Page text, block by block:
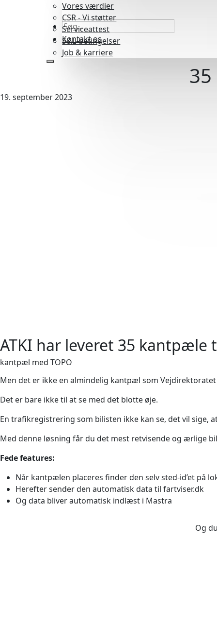
Vores værdier
CSR - Vi støtter
Serviceattest
S&L-betingelser
Job & karriere
Kontakt os
19. september 2023
ATKI har leveret 35 kantpæle
kantpæl med TOPO
Men det er ikke en almindelig kantpæl som
Det er bare ikke til at se med det blotte øje.
En trafikregistrering som bilisten ikke kan se, det vil
Med denne løsning får du det mest retvisende og ærlige
Fede features:
Når kantpælen placeres finder den selv sted-id’et på
Herefter sender den automatisk data til fartviser.dk
Og data bliver automatisk indlæst i Mastra
Og